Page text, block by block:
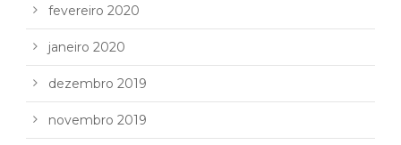
fevereiro 2020
janeiro 2020
dezembro 2019
novembro 2019